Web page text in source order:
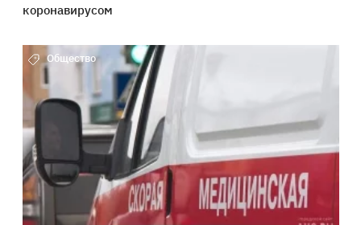
коронавирусом
Общество